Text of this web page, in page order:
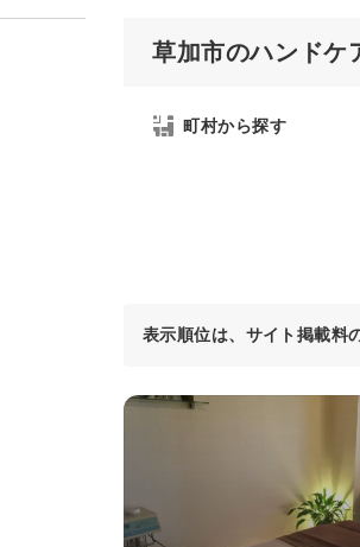
草加市のハンドケ
町村から探す
表示順位は、サイト掲載料